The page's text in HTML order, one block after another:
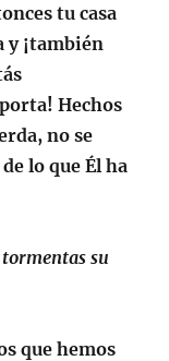
tu casa
y ¡también
Hechos
no se
lo que Él ha
su
que hemos